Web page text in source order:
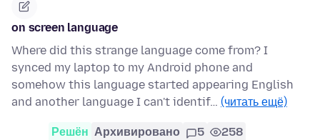
on screen language
Where did this strange language come from? I
synced my laptop to my Android phone and
somehow this language started appearing English
and another language I can't identif… (читать ещё)
Решён Архивировано 5 258